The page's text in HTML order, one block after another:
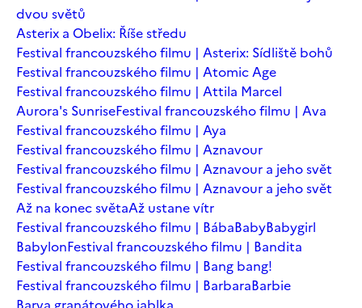
dvou světů
Asterix a Obelix: Říše středu
Festival francouzského filmu | Asterix: Sídliště bohů
Festival francouzského filmu | Atomic Age
Festival francouzského filmu | Attila Marcel
Aurora's SunriseFestival francouzského filmu | Ava
Festival francouzského filmu | Aya
Festival francouzského filmu | Aznavour
Festival francouzského filmu | Aznavour a jeho svět
Festival francouzského filmu | Aznavour a jeho svět
Až na konec světaAž ustane vítr
Festival francouzského filmu | BábaBabyBabygirl
BabylonFestival francouzského filmu | Bandita
Festival francouzského filmu | Bang bang!
Festival francouzského filmu | BarbaraBarbie